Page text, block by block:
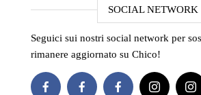
SOCIAL NETWORK
Seguici sui nostri social network per
rimanere aggiornato su Chico!